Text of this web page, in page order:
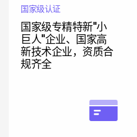
国家级认证
国家级专精特新"小
巨人"企业、国家高
新技术企业，资质合
规齐全